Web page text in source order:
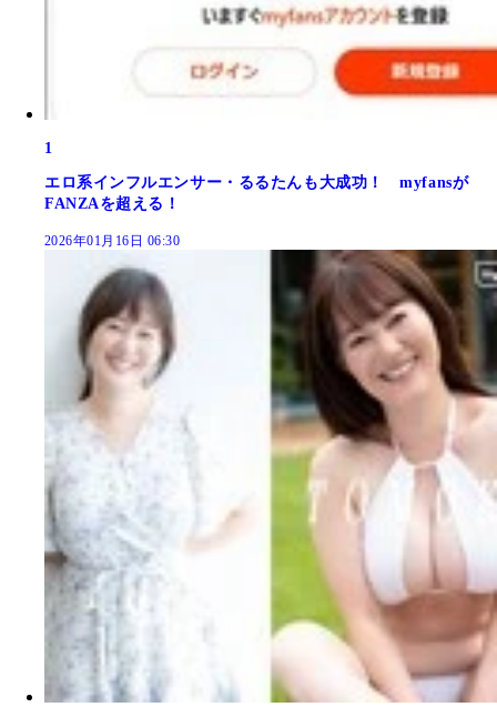
1
エロ系インフルエンサー・るるたんも大成功！ myfansが
FANZAを超える！
2026年01月16日 06:30